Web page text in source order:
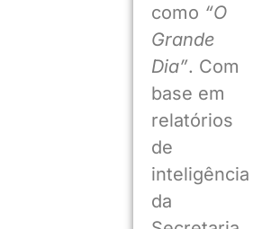
como “O
Grande
Dia”. Com
base em
relatórios
de
inteligência
da